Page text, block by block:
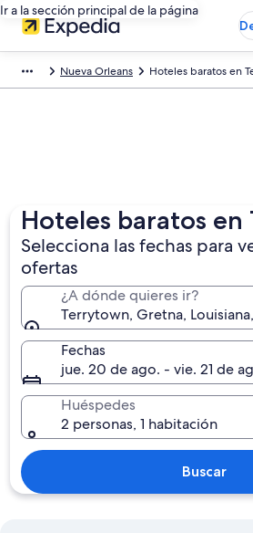
Ir a la sección principal de la página
Nueva Orleans Hoteles baratos en
Hoteles baratos
Selecciona las fechas para
ofertas
¿A dónde quieres ir?
Terrytown, Gretna,
Fechas
jue. 20 de ago. - vie. 21 de
Huéspedes
2 personas, 1 habitación
Buscar